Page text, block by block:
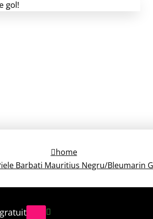
gol!
home
Barbati Mauritius Negru/Bleumarin